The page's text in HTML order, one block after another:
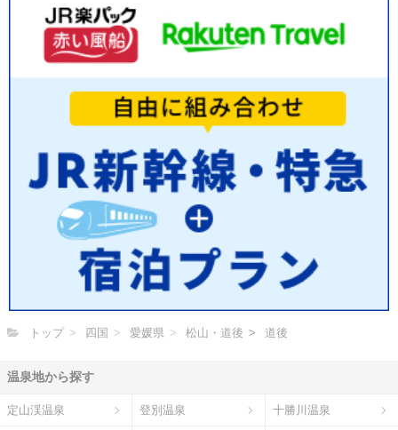
トップ 四国 愛媛県 松山・道後 道後
温泉地から探す
定山渓温泉 登別温泉 十勝川温泉